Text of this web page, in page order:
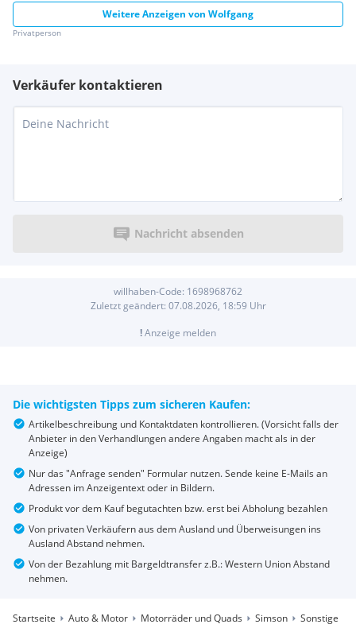
Weitere Anzeigen von Wolfgang
Privatperson
Verkäufer kontaktieren
Nachricht absenden
willhaben-Code: 1698968762
Zuletzt geändert: 07.08.2026, 18:59 Uhr
!Anzeige melden
Die wichtigsten Tipps zum sicheren Kaufen:
Artikelbeschreibung und Kontaktdaten kontrollieren. (Vorsicht falls der
Anbieter in den Verhandlungen andere Angaben macht als in der
Anzeige)
Nur das "Anfrage senden" Formular nutzen. Sende keine E-Mails an
Adressen im Anzeigentext oder in Bildern.
Produkt vor dem Kauf begutachten bzw. erst bei Abholung bezahlen
Von privaten Verkäufern aus dem Ausland und Überweisungen ins
Ausland Abstand nehmen.
Von der Bezahlung mit Bargeldtransfer z.B.: Western Union Abstand
nehmen.
Startseite Auto & Motor Motorräder und Quads Simson Sonstige